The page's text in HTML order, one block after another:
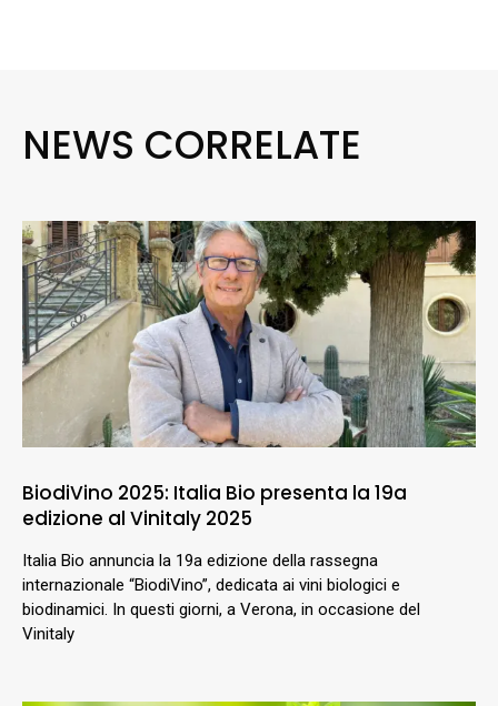
NEWS CORRELATE
BiodiVino 2025: Italia Bio presenta la 19a
edizione al Vinitaly 2025
Italia Bio annuncia la 19a edizione della rassegna
internazionale “BiodiVino”, dedicata ai vini biologici e
biodinamici. In questi giorni, a Verona, in occasione del
Vinitaly